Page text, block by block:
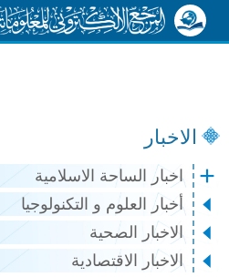
الاخبار
اخبار الساحة الاسلامية
أخبار العلوم و التكنولوجيا
الاخبار الصحية
الاخبار الاقتصادية